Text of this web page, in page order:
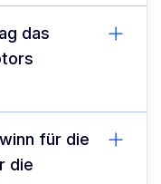
das
für die
die